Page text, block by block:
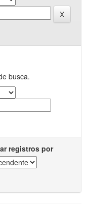
busca.
registros por